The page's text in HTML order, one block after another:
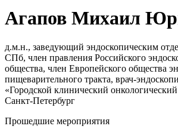
Агапов Михаил
д.м.н., заведующий эндоскопическим
СПб, член правления Российского
общества, член Европейского общества
пищеварительного тракта, врач-
«Городской клинический
Санкт-Петербург
Прошедшие мероприятия